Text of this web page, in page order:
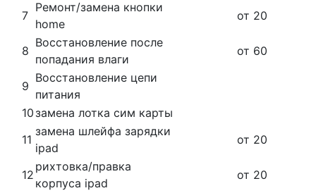
7
Ремонт/замена кнопки
home
от 20
8
Восстановление после
попадания влаги
от 60
9
Восстановление цепи
питания
10замена лотка сим карты
11
замена шлейфа зарядки
ipad
от 20
12
рихтовка/правка
корпуса ipad
от 20